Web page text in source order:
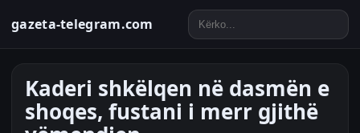
gazeta-telegram.com
Kaderi shkëlqen në dasmën e
shoqes, fustani i merr gjithë